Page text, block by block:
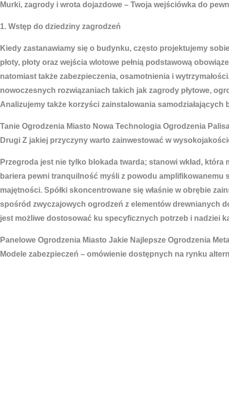
Murki, zagrody i wrota dojazdowe – Twoja wejściówka do
1. Wstęp do dziedziny zagrodzeń
Kiedy zastanawiamy się o budynku, często projektujemy
płoty, płoty oraz wejścia wlotowe pełnią podstawową
natomiast także zabezpieczenia, osamotnienia i
nowoczesnych rozwiązaniach takich jak zagrody płytowe,
Analizujemy także korzyści zainstalowania
Tanie Ogrodzenia Miasto Nowa Technologia Ogrodzenia
Drugi Z jakiej przyczyny warto zainwestować w
Przegroda jest nie tylko blokada twarda; stanowi wkład,
bariera pewni tranquilność myśli z powodu
majętności. Spółki skoncentrowane się właśnie w obrębie
spośród zwyczajowych ogrodzeń z elementów drewnianych
jest możliwe dostosować ku specyficznych potrzeb i nadziei
Panelowe Ogrodzenia Miasto Jakie Najlepsze Ogrodzenia
Modele zabezpieczeń – omówienie dostępnych na rynku